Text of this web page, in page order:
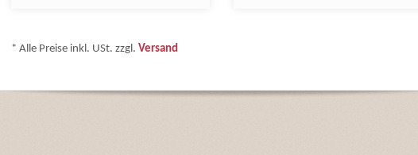
* Alle Preise inkl. USt. zzgl. Versand